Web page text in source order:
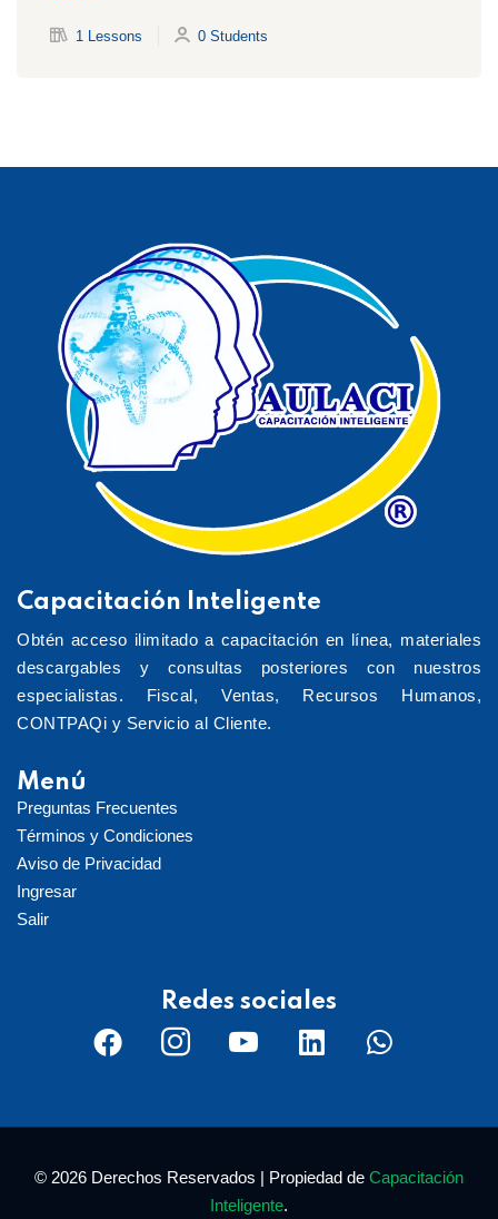
1 Lessons 0 Students
Capacitación Inteligente
Obtén acceso ilimitado a capacitación en línea, materiales
descargables y consultas posteriores con nuestros
especialistas. Fiscal, Ventas, Recursos Humanos,
CONTPAQi y Servicio al Cliente.
Menú
Preguntas Frecuentes
Términos y Condiciones
Aviso de Privacidad
Ingresar
Salir
Redes sociales
© 2026 Derechos Reservados | Propiedad de Capacitación
Inteligente.